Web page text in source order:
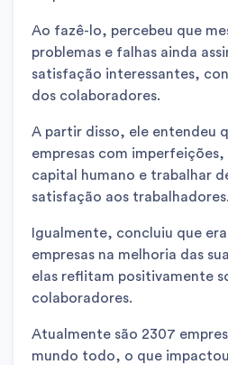
Ao fazê-lo, percebeu que
problemas e falhas ainda
satisfação interessantes,
dos colaboradores.
A partir disso, ele entendeu
empresas com imperfeições,
capital humano e trabalhar
satisfação aos trabalhadores.
Igualmente, concluiu que
empresas na melhoria das
elas reflitam positivamente
colaboradores.
Atualmente são 2307
mundo todo, o que